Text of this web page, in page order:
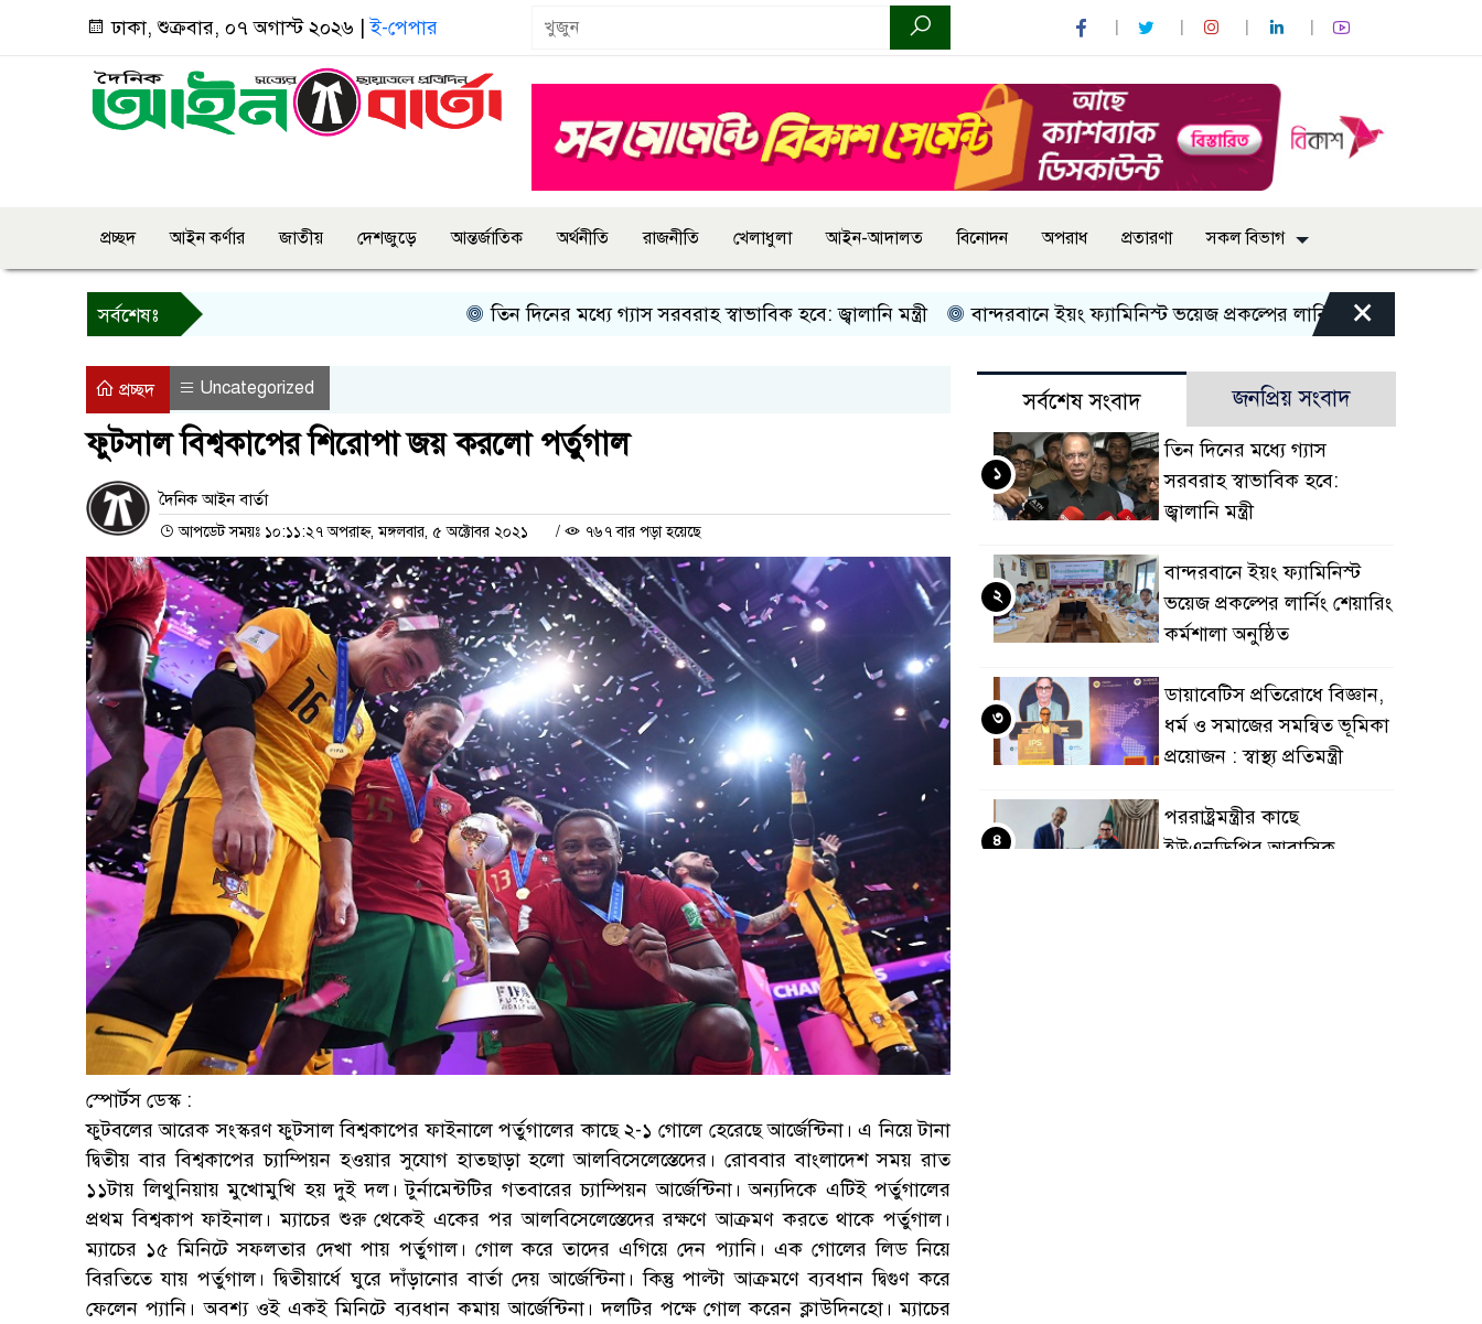
ঢাকা, শুক্রবার, ০৭ অগাস্ট ২০২৬ |ই-পেপার
প্রচ্ছদ আইন কর্ণার জাতীয় দেশজুড়ে আন্তর্জাতিক অর্থনীতি রাজনীতি খেলাধুলা আইন-আদালত বিনোদন অপরাধ প্রতারণা সকল বিভাগ
সর্বশেষঃ তিন দিনের মধ্যে গ্যাস সরবরাহ স্বাভাবিক হবে: জ্বালানি মন্ত্রী বান্দরবানে ইয়ং ফ্যামিনিস্ট ভয়েজ প্রকল্পের লার্নিং শেয়ারিং কর্মশালা অনুষ্ঠিত
×
প্রচ্ছদ Uncategorized
ফুটসাল বিশ্বকাপের শিরোপা জয় করলো পর্তুগাল
দৈনিক আইন বার্তা
আপডেট সময়ঃ ১০:১১:২৭ অপরাহ্ন, মঙ্গলবার, ৫ অক্টোবর ২০২১ / ৭৬৭ বার পড়া হয়েছে
স্পোর্টস ডেস্ক :
ফুটবলের আরেক সংস্করণ ফুটসাল বিশ্বকাপের ফাইনালে পর্তুগালের কাছে ২-১ গোলে হেরেছে আর্জেন্টিনা। এ নিয়ে টানা
দ্বিতীয় বার বিশ্বকাপের চ্যাম্পিয়ন হওয়ার সুযোগ হাতছাড়া হলো আলবিসেলেস্তেদের। রোববার বাংলাদেশ সময় রাত
১১টায় লিথুনিয়ায় মুখোমুখি হয় দুই দল। টুর্নামেন্টটির গতবারের চ্যাম্পিয়ন আর্জেন্টিনা। অন্যদিকে এটিই পর্তুগালের
প্রথম বিশ্বকাপ ফাইনাল। ম্যাচের শুরু থেকেই একের পর আলবিসেলেস্তেদের রক্ষণে আক্রমণ করতে থাকে পর্তুগাল।
ম্যাচের ১৫ মিনিটে সফলতার দেখা পায় পর্তুগাল। গোল করে তাদের এগিয়ে দেন প্যানি। এক গোলের লিড নিয়ে
বিরতিতে যায় পর্তুগাল। দ্বিতীয়ার্ধে ঘুরে দাঁড়ানোর বার্তা দেয় আর্জেন্টিনা। কিন্তু পাল্টা আক্রমণে ব্যবধান দ্বিগুণ করে
ফেলেন প্যানি। অবশ্য ওই একই মিনিটে ব্যবধান কমায় আর্জেন্টিনা। দলটির পক্ষে গোল করেন ক্লাউদিনহো। ম্যাচের
সর্বশেষ সংবাদ জনপ্রিয় সংবাদ
তিন দিনের মধ্যে গ্যাস
সরবরাহ স্বাভাবিক হবে:
জ্বালানি মন্ত্রী
১
বান্দরবানে ইয়ং ফ্যামিনিস্ট
ভয়েজ প্রকল্পের লার্নিং শেয়ারিং
কর্মশালা অনুষ্ঠিত
২
ডায়াবেটিস প্রতিরোধে বিজ্ঞান,
ধর্ম ও সমাজের সমন্বিত ভূমিকা
প্রয়োজন : স্বাস্থ্য প্রতিমন্ত্রী
৩
পররাষ্ট্রমন্ত্রীর কা‌ছে
ইউএনডিপির আবাসিক
৪